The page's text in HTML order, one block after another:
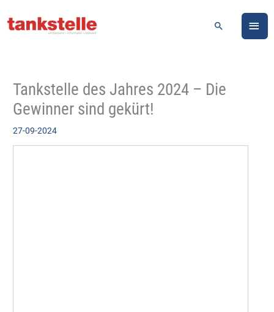
Inhalt
springen
Suchen
Tankstelle des Jahres 2024 – Die
Gewinner sind gekürt!
27-09-2024